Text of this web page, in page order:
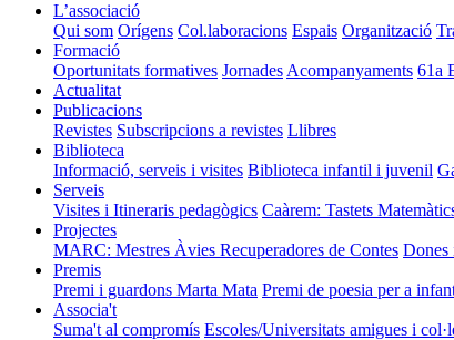
L’associació
Qui som Orígens Col.laboracions Espais Organització
Formació
Oportunitats formatives Jornades Acompanyaments 61a
Actualitat
Publicacions
Revistes Subscripcions a revistes Llibres
Biblioteca
Informació, serveis i visites Biblioteca infantil i juvenil
Serveis
Visites i Itineraris pedagògics Caàrem: Tastets
Projectes
MARC: Mestres Àvies Recuperadores de Contes Dones
Premis
Premi i guardons Marta Mata Premi de poesia per a
Associa't
Suma't al compromís Escoles/Universitats amigues i